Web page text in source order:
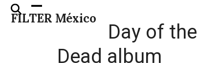
Skip
FILTER México
Open
mobile
Close
mobile
Day of the
Dead album